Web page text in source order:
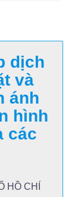
dịch
và
ánh
hình
các
HỒ CHÍ